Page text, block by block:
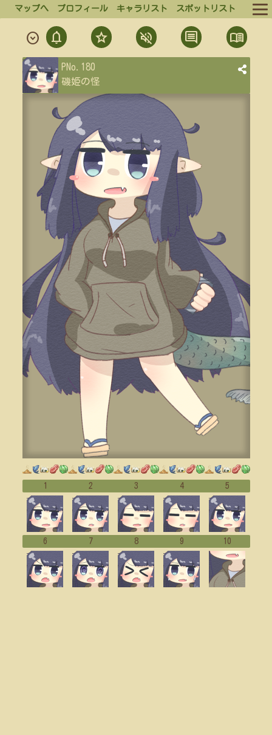
マップへ プロフィール キャラリスト スポットリスト
ルール
ログアウト
expand_circle_down notifications
通
知
star
フ
ォ
ロ
ー
volume_off
ミ
ト
comment
発
menu_book
結
果
PNo.180
磯姫の怪
1 2 3 4 5
6 7 8 9 10